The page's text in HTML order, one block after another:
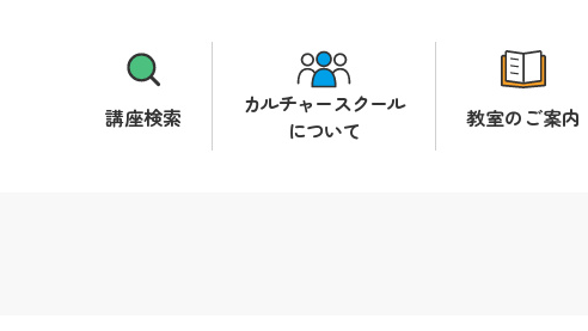
講座検索
カルチャースクール
について
教室のご案内